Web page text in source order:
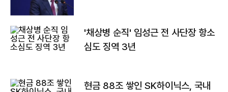
'채상병 순직' 임성근 전 사단장 항소
심도 징역 3년
현금 88조 쌓인 SK하이닉스, 국내